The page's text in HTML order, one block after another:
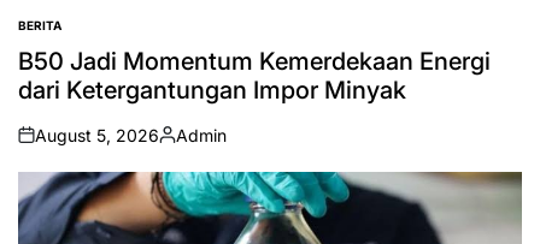
POSTED
IN
BERITA
B50 Jadi Momentum Kemerdekaan Energi
dari Ketergantungan Impor Minyak
on
August 5, 2026
Posted
by
Admin